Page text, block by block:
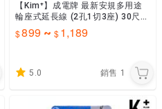
【Kim⁺】成電牌 最新安規多用途
輪座式延長線 (2孔1切3座) 30尺4
0尺50尺 CT-6132
899~ 1,189
5.0 銷售 1